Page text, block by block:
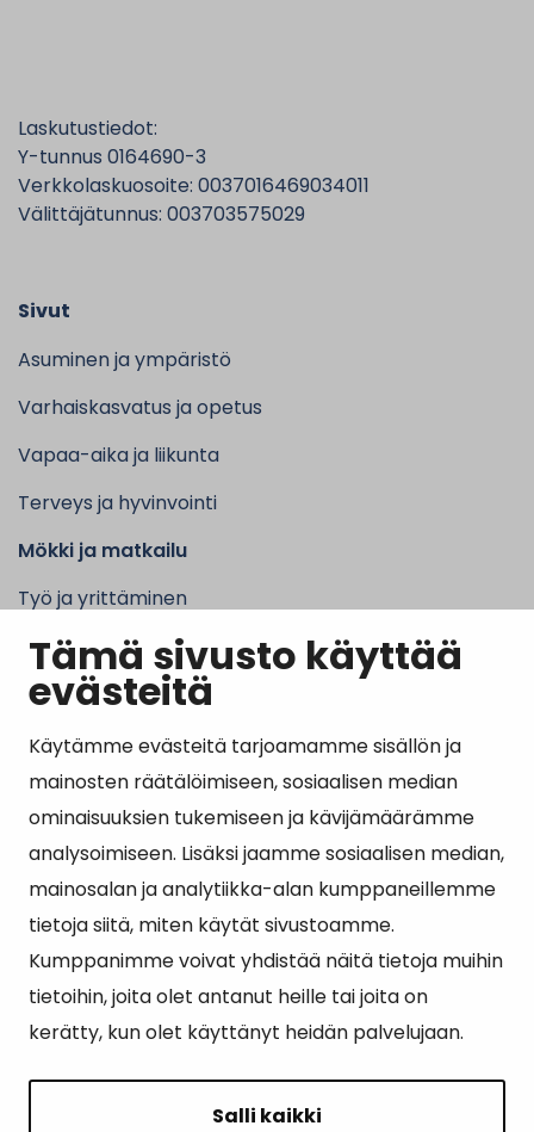
Tämä sivusto käyttää
evästeitä
Käytämme evästeitä tarjoamamme sisällön ja
mainosten räätälöimiseen, sosiaalisen median
ominaisuuksien tukemiseen ja kävijämäärämme
analysoimiseen. Lisäksi jaamme sosiaalisen median,
mainosalan ja analytiikka-alan kumppaneillemme
tietoja siitä, miten käytät sivustoamme.
Kumppanimme voivat yhdistää näitä tietoja muihin
tietoihin, joita olet antanut heille tai joita on
kerätty, kun olet käyttänyt heidän palvelujaan.
Salli kaikki
Laskutustiedot:
Y-tunnus 0164690-3
Verkkolaskuosoite: 0037016469034011
Välittäjätunnus: 003703575029
Sivut
Asuminen ja ympäristö
Varhaiskasvatus ja opetus
Vapaa-aika ja liikunta
Terveys ja hyvinvointi
Mökki ja matkailu
Työ ja yrittäminen
Kunta ja hallinto
Suosituimmat sivut
Esityslistat, pöytäkirjat, viranhaltijapäätökset ja
kuulutukset
Tietoa ja ohjeistusta koronavirukseen liittyen
Asiointipiste
Sähköinen asiointi
Yhteydenotto